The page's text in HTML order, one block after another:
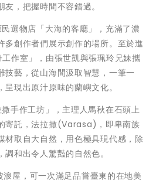
，把握時間不容錯過。
選物店「大海的客廳」，充滿了濃
多創作者們展示創作的場所。至於進
作室」，由張世凱與張珮玲兄妹攜
技藝，從山海間汲取智慧，一筆一
現出原汁原味的蘭嶼文化。
手作工坊」，主理人馬秋在石頭上
寄託，法拉撒(Varasa)，即卑南族
材取自大自然，用色極具現代感，除
和出令人驚豔的自然色。
屋，可一次滿足品嘗臺東的在地美